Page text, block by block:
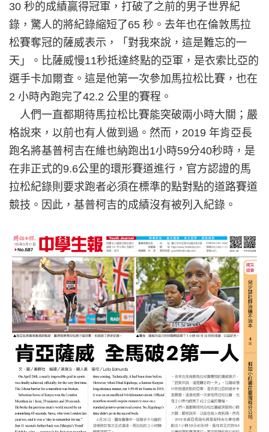
30 秒的成績贏得冠軍，打破了之前的男子世界紀
錄，驚人的將紀錄縮短了65 秒。去年也在倫敦馬拉
松賽奪冠的薩威表示，「對我來說，這是難忘的一
天」。比薩威慢11秒抵達終點的亞軍，是衣索比亞的
選手卡加爾查。這是他第一次參加馬拉松比賽，也在
2 小時內跑完了42.2 公里的賽程。
人們一直都期待馬拉松比賽能突破兩小時大關；嚴
格說來，以前也有人做到過。然而，2019 年肯亞長
跑名將基普柯吉在維也納跑出1小時59分40秒時，是
在非正式的9.6公里的環形賽道進行，官方認證的馬
拉松紀錄則要求跑者必須在標準的點對點的道路賽道
競技。因此，基普柯吉的成績沒有被列入紀錄。